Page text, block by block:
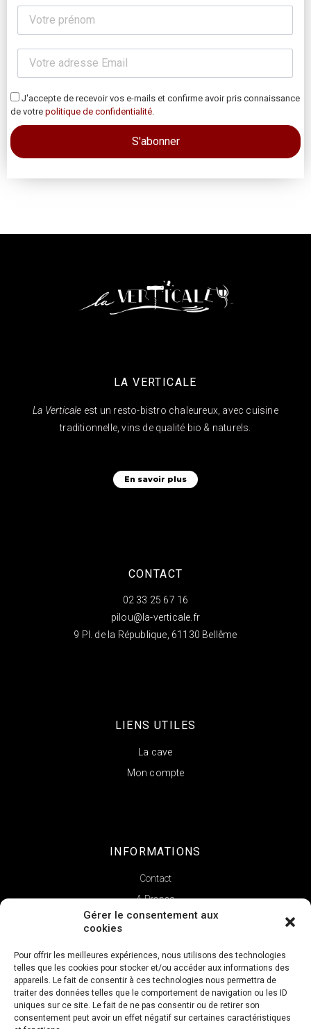
Gérer le consentement aux
cookies
Pour offrir les meilleures expériences, nous utilisons des technologies
telles que les cookies pour stocker et/ou accéder aux informations des
appareils. Le fait de consentir à ces technologies nous permettra de
traiter des données telles que le comportement de navigation ou les ID
uniques sur ce site. Le fait de ne pas consentir ou de retirer son
consentement peut avoir un effet négatif sur certaines caractéristiques
J'accepte de recevoir vos e-mails et confirme avoir pris connaissance
de votre politique de confidentialité
LA VERTICALE
La Verticale est un resto-bistro chaleureux, avec cuisine
traditionnelle, vins de qualité bio & naturels.
En savoir plus
CONTACT
02 33 25 67 16
pilou@la-verticale.fr
9 Pl. de la République, 61130 Bellême
LIENS UTILES
La cave
Mon compte
INFORMATIONS
Contact
A Propos